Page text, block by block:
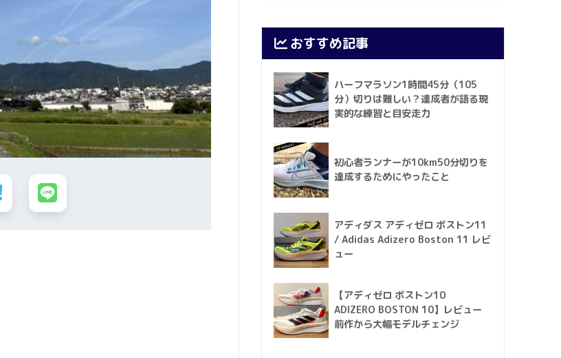
おすすめ記事
ハーフマラソン1時間45分（105
分）切りは難しい？達成者が語る現
実的な練習と目安走力
初心者ランナーが10km50分切りを
達成するためにやったこと
アディダス アディゼロ ボストン11
/ Adidas Adizero Boston 11 レビ
ュー
【アディゼロ ボストン10
ADIZERO BOSTON 10】レビュー
前作から大幅モデルチェンジ